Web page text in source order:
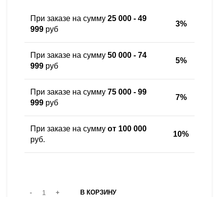
При заказе на сумму 25 000 - 49
999 руб
3%
При заказе на сумму 50 000 - 74
999 руб
5%
При заказе на сумму 75 000 - 99
999 руб
7%
При заказе на сумму от 100 000
руб.
10%
В КОРЗИНУ